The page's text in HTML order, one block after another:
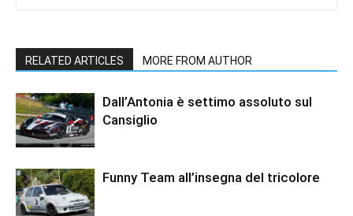
RELATED ARTICLES MORE FROM AUTHOR
Dall’Antonia è settimo assoluto sul
Cansiglio
Funny Team all’insegna del tricolore